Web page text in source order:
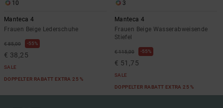
10
Manteca 4
Frauen Beige Lederschuhe
€ 85,00 55%
€ 38,25
SALE
DOPPELTER RABATT EXTRA 25 %
3
Manteca 4
Frauen Beige Wasserabweisende
Stiefel
€ 115,00 55%
€ 51,75
SALE
DOPPELTER RABATT EXTRA 25 %